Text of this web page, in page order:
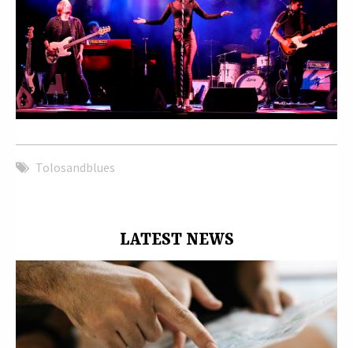
Tolosandblues
LATEST NEWS